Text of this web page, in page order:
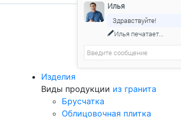
Изделия
Виды продукции из гранита
Брусчатка
Облицовочная плитка
Илья
Здравствуйте!
Илья печатает...